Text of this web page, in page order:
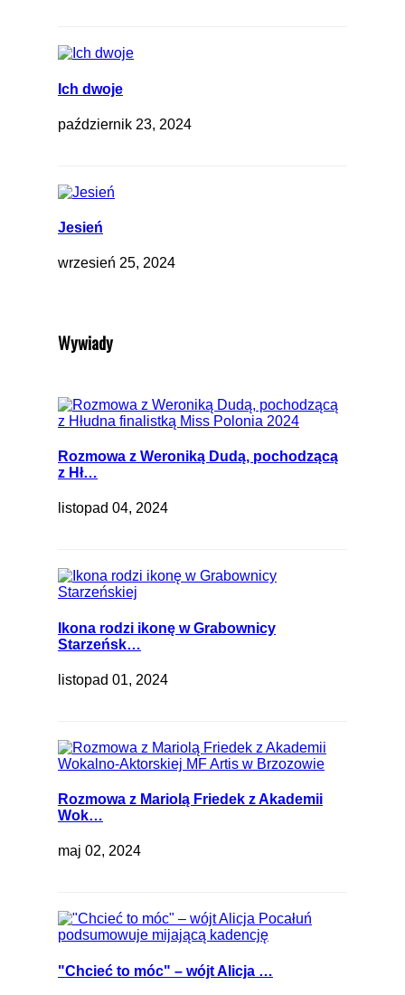
Ich dwoje
październik 23, 2024
Jesień
wrzesień 25, 2024
Wywiady
Rozmowa z Weroniką Dudą, pochodzącą
z Hł…
listopad 04, 2024
Ikona rodzi ikonę w Grabownicy
Starzeńsk…
listopad 01, 2024
Rozmowa z Mariolą Friedek z Akademii
Wok…
maj 02, 2024
"Chcieć to móc" – wójt Alicja …